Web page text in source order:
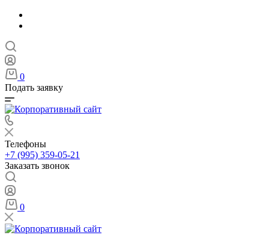
0
Подать заявку
Телефоны
+7 (995) 359-05-21
Заказать звонок
0